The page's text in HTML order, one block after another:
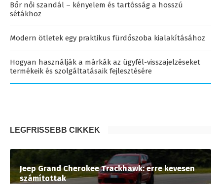
Bőr női szandál – kényelem és tartósság a hosszú
sétákhoz
Modern ötletek egy praktikus fürdőszoba kialakításához
Hogyan használják a márkák az ügyfél-visszajelzéseket
termékeik és szolgáltatásaik fejlesztésére
LEGFRISSEBB CIKKEK
Jeep Grand Cherokee Trackhawk: erre kevesen
számítottak